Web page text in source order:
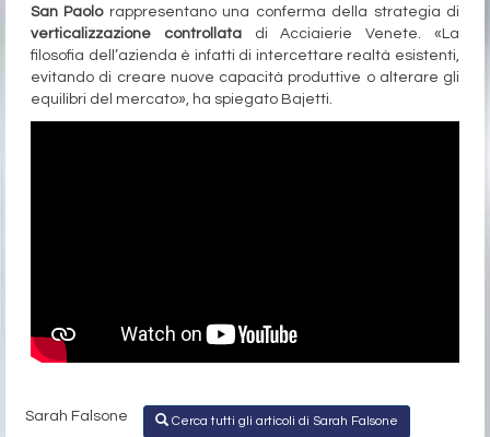
San Paolorappresentano una conferma della strategia di
verticalizzazione controllatadi Acciaierie Venete. «La
filosofia dell’azienda è infatti di intercettare realtà esistenti,
evitando di creare nuove capacità produttive o alterare gli
equilibri del mercato», ha spiegato Bajetti.
Sarah Falsone Cerca tutti gli articoli di Sarah Falsone